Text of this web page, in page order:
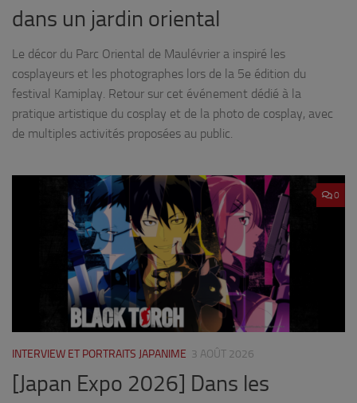
dans un jardin oriental
Le décor du Parc Oriental de Maulévrier a inspiré les
cosplayeurs et les photographes lors de la 5e édition du
festival Kamiplay. Retour sur cet événement dédié à la
pratique artistique du cosplay et de la photo de cosplay, avec
de multiples activités proposées au public.
0
INTERVIEW ET PORTRAITS JAPANIME 3 AOÛT 2026
[Japan Expo 2026] Dans les